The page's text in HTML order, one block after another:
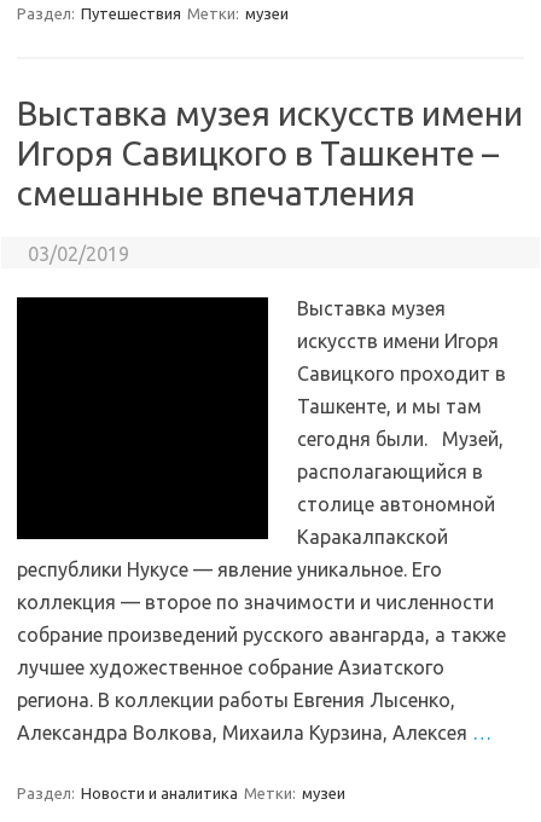
Раздел: Путешествия Метки: музеи
Выставка музея искусств имени
Игоря Савицкого в Ташкенте –
смешанные впечатления
03/02/2019
Выставка музея
искусств имени Игоря
Савицкого проходит в
Ташкенте, и мы там
сегодня были. Музей,
располагающийся в
столице автономной
Каракалпакской
республики Нукусе — явление уникальное. Его
коллекция — второе по значимости и численности
собрание произведений русского авангарда, а также
лучшее художественное собрание Азиатского
региона. В коллекции работы Евгения Лысенко,
Александра Волкова, Михаила Курзина, Алексея …
Раздел: Новости и аналитика Метки: музеи